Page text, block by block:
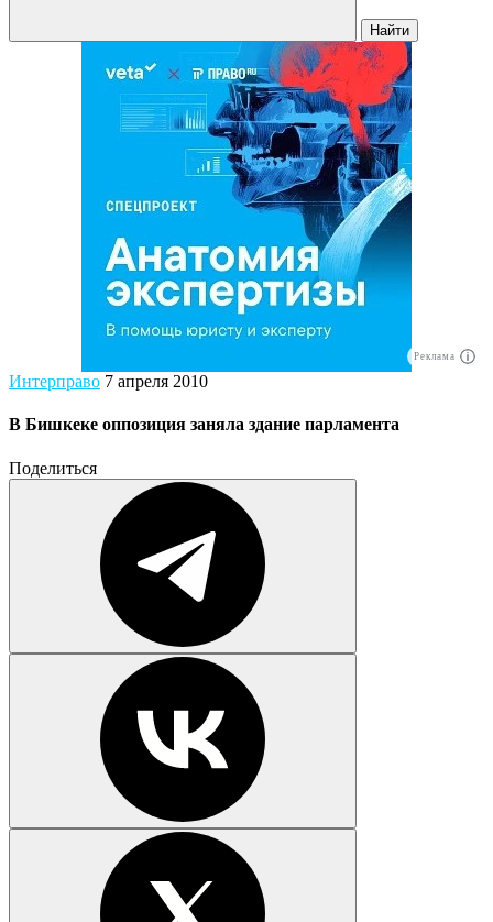
Найти
Реклама
Интерправо 7 апреля 2010
В Бишкеке оппозиция заняла здание парламента
Поделиться